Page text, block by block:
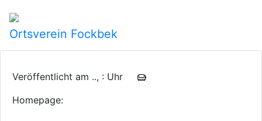
Ortsverein Fockbek
Veröffentlicht am .., : Uhr
Homepage: